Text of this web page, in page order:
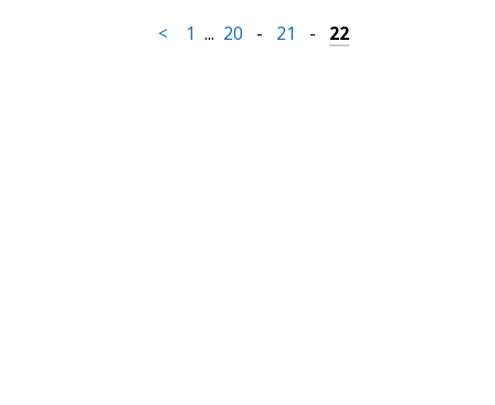
< 1 ... 20 - 21 - 22